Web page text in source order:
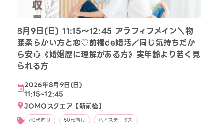
8月9日(日) 11:15〜12:45 アラフィフメイン＼物
腰柔らかい方と恋♡前橋de婚活／同じ気持ちだか
ら安心《婚姻歴に理解がある方》実年齢より若く見
られる方
2026年8月9日(日)
11:15~12:45
JOMOスクエア【新前橋】
40代向け 50代向け ハイステータス